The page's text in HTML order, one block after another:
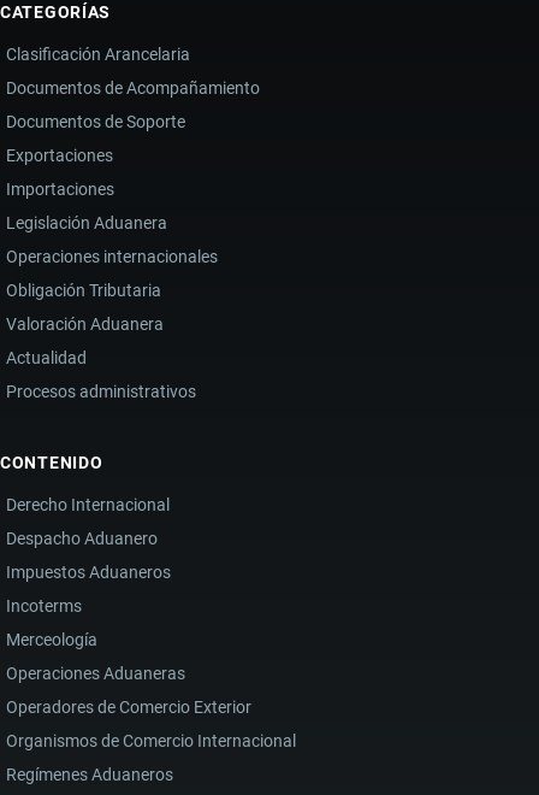
CATEGORÍAS
Clasificación Arancelaria
Documentos de Acompañamiento
Documentos de Soporte
Exportaciones
Importaciones
Legislación Aduanera
Operaciones internacionales
Obligación Tributaria
Valoración Aduanera
Actualidad
Procesos administrativos
CONTENIDO
Derecho Internacional
Despacho Aduanero
Impuestos Aduaneros
Incoterms
Merceología
Operaciones Aduaneras
Operadores de Comercio Exterior
Organismos de Comercio Internacional
Regímenes Aduaneros